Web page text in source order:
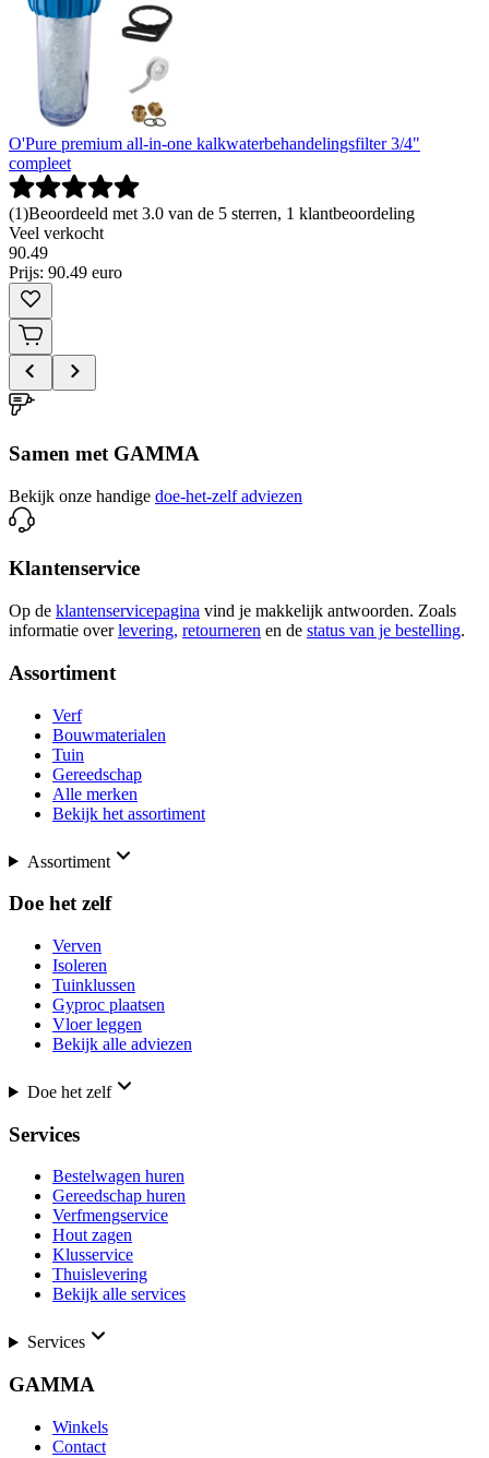
O'Pure premium all-in-one kalkwaterbehandelingsfilter 3/4"
compleet
(1)Beoordeeld met 3.0 van de 5 sterren, 1 klantbeoordeling
Veel verkocht
90.49
Prijs: 90.49 euro
Samen met GAMMA
Bekijk onze handige doe-het-zelf adviezen
Klantenservice
Op de klantenservicepagina vind je makkelijk antwoorden. Zoals
informatie over levering, retourneren en de status van je bestelling.
Assortiment
Verf
Bouwmaterialen
Tuin
Gereedschap
Alle merken
Bekijk het assortiment
Assortiment
Doe het zelf
Verven
Isoleren
Tuinklussen
Gyproc plaatsen
Vloer leggen
Bekijk alle adviezen
Doe het zelf
Services
Bestelwagen huren
Gereedschap huren
Verfmengservice
Hout zagen
Klusservice
Thuislevering
Bekijk alle services
Services
GAMMA
Winkels
Contact